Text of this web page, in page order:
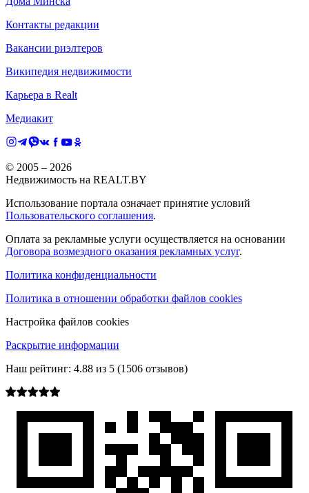
Контакты редакции
Вакансии риэлтеров
Википедия недвижимости
Карьера в Realt
Медиакит
© 2005 – 2026
Недвижимость на REALT.BY
Использование портала означает принятие условий
Пользовательского соглашения.
Оплата за рекламные услуги осуществляется на основании
Договора возмездного оказания рекламных услуг.
Политика конфиденциальности
Политика в отношении обработки файлов cookies
Настройка файлов cookies
Раскрытие информации
Наш рейтинг: 4.88 из 5 (1506 отзывов)